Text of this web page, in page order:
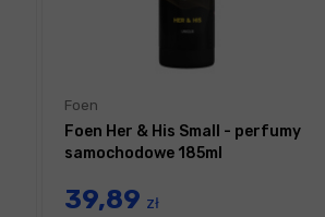
Foen
Foen Her & His Small - perfumy
samochodowe 185ml
39,89 zł